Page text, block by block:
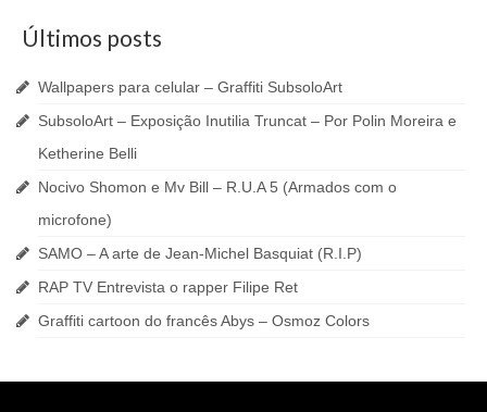
Últimos posts
Wallpapers para celular – Graffiti SubsoloArt
SubsoloArt – Exposição Inutilia Truncat – Por Polin Moreira e
Ketherine Belli
Nocivo Shomon e Mv Bill – R.U.A 5 (Armados com o
microfone)
SAMO – A arte de Jean-Michel Basquiat (R.I.P)
RAP TV Entrevista o rapper Filipe Ret
Graffiti cartoon do francês Abys – Osmoz Colors